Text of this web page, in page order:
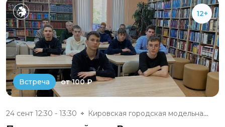
12+
Встреча от 100 ₽
24 сент 12:30 - 13:30 Кировская городская модельная...